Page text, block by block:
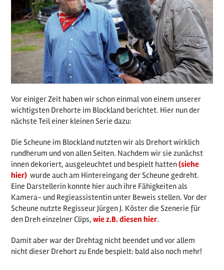
Vor einiger Zeit haben wir schon einmal von einem unserer
wichtigsten Drehorte im Blockland berichtet. Hier nun der
nächste Teil einer kleinen Serie dazu:
Die Scheune im Blockland nutzten wir als Drehort wirklich
rundherum und von allen Seiten. Nachdem wir sie zunächst
innen dekoriert, ausgeleuchtet und bespielt hatten(siehe
hier) wurde auch am Hintereingang der Scheune gedreht.
Eine Darstellerin konnte hier auch ihre Fähigkeiten als
Kamera- und Regieassistentin unter Beweis stellen. Vor der
Scheune nutzte Regisseur Jürgen J. Köster die Szenerie für
den Dreh einzelner Clips,wie z.B. diesen hier.
Damit aber war der Drehtag nicht beendet und vor allem
nicht dieser Drehort zu Ende bespielt: bald also noch mehr!